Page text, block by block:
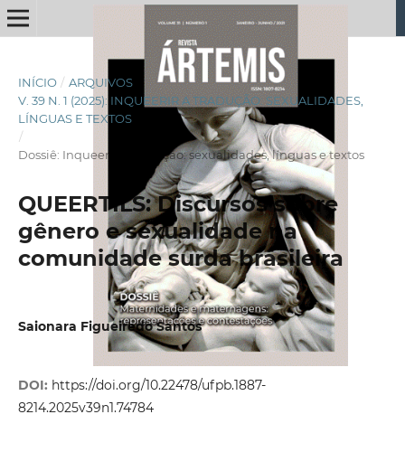
INÍCIO / ARQUIVOS
V. 39 N. 1 (2025): INQUEERIR A TRADUÇÃO: SEXUALIDADES,
LÍNGUAS E TEXTOS
/
Dossiê: Inqueerir a tradução: sexualidades, línguas e textos
QUEERTILS: Discursos sobre
gênero e sexualidade na
comunidade surda brasileira
Saionara Figueiredo Santos
DOI: https://doi.org/10.22478/ufpb.1887-
8214.2025v39n1.74784